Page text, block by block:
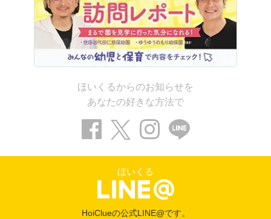
ほいくるからのお知らせを
あなたの好きな方法で
ほいくる
HoiClueの公式LINE@です。